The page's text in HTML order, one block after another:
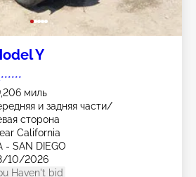
Y
миль
и задняя части/
сторона
California
- SAN DIEGO
10/2026
Haven't bid